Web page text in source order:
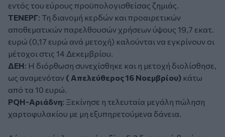
εντός του εύρους προϋπολογισθείσας ζημιάς.
ΤΕΝΕΡΓ: Τη διανομή κερδών και προαιρετικών
αποθεματικών παρελθουσών χρήσεων ύψους 19,7 εκατ.
ευρώ (0,17 ευρώ ανά μετοχή) καλούνται να εγκρίνουν οι
μέτοχοι στις 14 Δεκεμβρίου.
ΔΕΗ: Η διόρθωση συνεχίσθηκε και η μετοχή διολίσθησε,
ως αναμενόταν ( Απελεύθερος 16 Νοεμβρίου) κάτω
από τα 10 ευρώ.
PQH-Αριάδνη: Ξεκίνησε η τελευταία μεγάλη πώληση
χαρτοφυλακίου με μη εξυπηρετούμενα δάνεια.